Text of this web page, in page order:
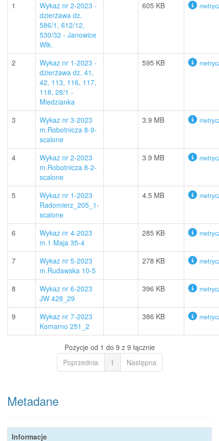
1
Wykaz nr 2-2023 -
dzierżawa dz.
586/1, 612/12,
530/32 - Janowice
Wlk.
605 KB
2
Wykaz nr 1-2023 -
dzierżawa dz. 41,
42, 113, 116, 117,
118, 28/1 -
Miedzianka
595 KB
3
Wykaz nr 3-2023
m.Robotnicza 8-9-
scalone
3.9 MB
4
Wykaz nr 2-2023
m.Robotnicza 8-2-
scalone
3.9 MB
5
Wykaz nr 1-2023
Radomierz_205_1-
scalone
4.5 MB
6
Wykaz nr 4-2023
m.1 Maja 35-4
285 KB
7
Wykaz nr 5-2023
m.Rudawska 10-5
278 KB
8
Wykaz nr 6-2023
JW 428_29
396 KB
9
Wykaz nr 7-2023
Komarno 251_2
386 KB
Pozycje od 1 do 9 z 9 łącznie
Poprzednia
1 Następna
Metadane
Informacje